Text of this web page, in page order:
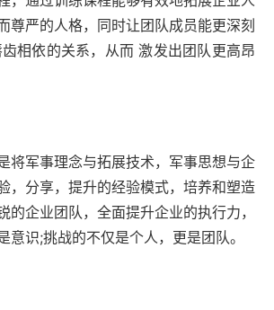
尊严的人格，同时让团队成员能更深刻
相依的关系，从而 激发出团队更高昂
将军事理念与拓展技术，军事思想与企
，分享，提升的经验模式，培养和塑造
企业团队，全面提升企业的执行力，
识;挑战的不仅是个人，更是团队。